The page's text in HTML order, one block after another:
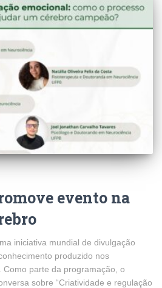
evento na
iniciativa mundial de divulgação
produzido nos
Como parte da programação, o
sobre “Criatividade e regulação